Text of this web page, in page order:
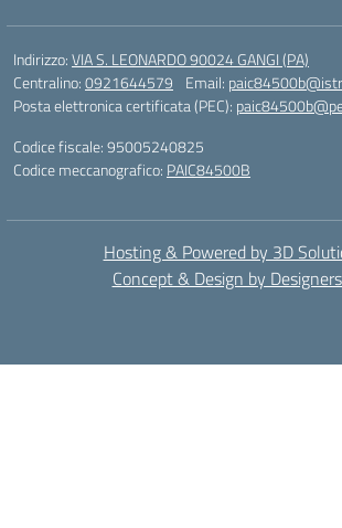
Indirizzo:VIA S. LEONARDO 90024 GANGI (PA)
Centralino:0921644579 Email:
Posta elettronica certificata (PEC):
Codice fiscale: 95005240825
Codice meccanografico: PAIC84500B
Hosting & Powered by 3D
Concept & Design by